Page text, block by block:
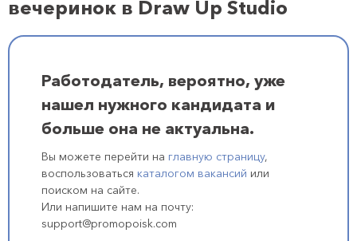
вечеринок в Draw Up Studio
Работодатель, вероятно, уже
нашел нужного кандидата и
больше она не актуальна.
Вы можете перейти на главную страницу,
воспользоваться каталогом вакансий или
поиском на сайте.
Или напишите нам на почту:
support@promopoisk.com